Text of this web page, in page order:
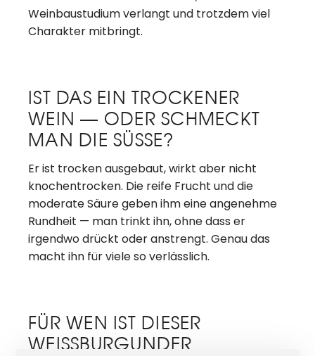
Weinbaustudium verlangt und trotzdem viel
Charakter mitbringt.
IST DAS EIN TROCKENER
WEIN — ODER SCHMECKT
MAN DIE SÜSSE?
Er ist trocken ausgebaut, wirkt aber nicht
knochentrocken. Die reife Frucht und die
moderate Säure geben ihm eine angenehme
Rundheit — man trinkt ihn, ohne dass er
irgendwo drückt oder anstrengt. Genau das
macht ihn für viele so verlässlich.
FÜR WEN IST DIESER
WEISSBURGUNDER